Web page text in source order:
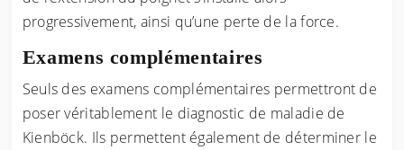
progressivement, ainsi qu’une perte de la force.
Examens complémentaires
Seuls des examens complémentaires permettront de
poser véritablement le diagnostic de maladie de
Kienböck. Ils permettent également de déterminer le